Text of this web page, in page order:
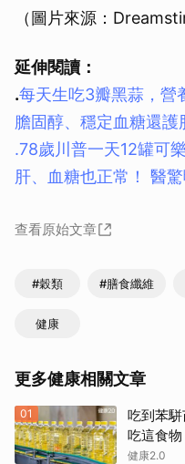
（圖片來源：
延伸閱讀：
.每天生吃3瓣黑蒜，營
膽固醇、穩定血糖還護
.78歲川普一天12罐可
肝、血糖也正常！ 醫
查看原始文章
#穀類 #膳食纖維
健康
更多健康相關文章
01
吃到苯
吃這食
健康2.0